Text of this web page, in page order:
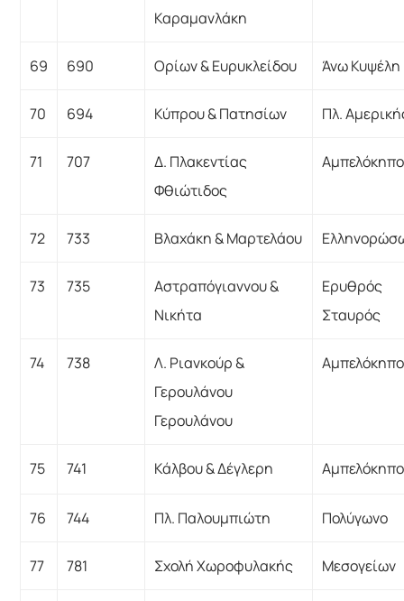
Καραμανλάκη
69 690 Ορίων & Ευρυκλείδου Άνω Κυψέλη
70 694 Κύπρου & Πατησίων Πλ.
71 707
Δ. Πλακεντίας
Φθιώτιδος
72 733 Βλαχάκη & Μαρτελάου
73 735
Αστραπόγιαννου &
Νικήτα
Ερυθρός
Σταυρός
74 738
Λ. Ριανκούρ &
Γερουλάνου
Γερουλάνου
75 741 Κάλβου & Δέγλερη
76 744 Πλ. Παλουμπιώτη Πολύγωνο
77 781 Σχολή Χωροφυλακής Μεσογείων